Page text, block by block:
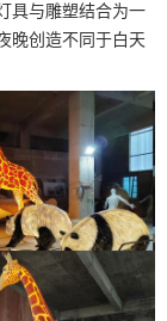
具与雕塑结合为一
晚创造不同于白天